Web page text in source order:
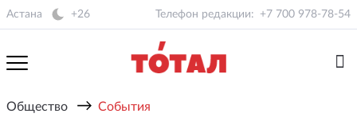
Астана +26 Телефон редакции: +7 700 978-78-54
Общество → События